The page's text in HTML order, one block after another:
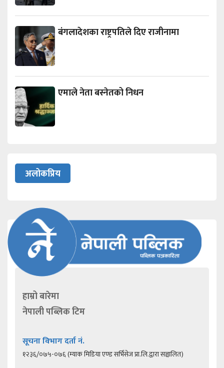
बंगलादेशका राष्ट्रपतिले दिए राजीनामा
एमाले नेता बस्नेतको निधन
अलोकप्रिय
हाम्रो बारेमा
नेपाली पब्लिक टिम
सूचना विभाग दर्ता नं.
१२३६/०७५-०७६ (म्याक मिडिया एण्ड सर्भिसेज प्रा.लि.द्वारा सञ्चालित)